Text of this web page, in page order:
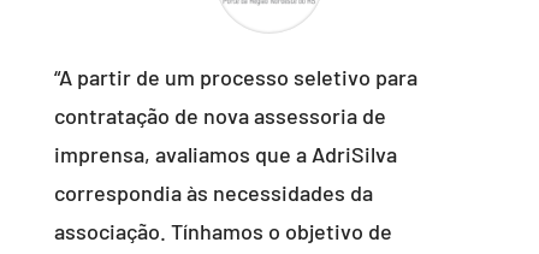
“A partir de um processo seletivo para
contratação de nova assessoria de
imprensa, avaliamos que a AdriSilva
correspondia às necessidades da
associação. Tínhamos o objetivo de